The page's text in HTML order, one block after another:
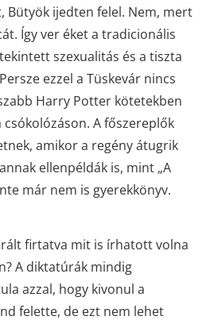
Bütyök ijedten felel. Nem, mert
Így ver éket a tradicionális
szexualitás és a tiszta
ezzel a Tüskevár nincs
Harry Potter kötetekben
A főszereplők
amikor a regény átugrik
ellenpéldák is, mint „A
már nem is gyerekkönyv.
firtatva mit is írhatott volna
A diktatúrák mindig
azzal, hogy kivonul a
felette, de ezt nem lehet